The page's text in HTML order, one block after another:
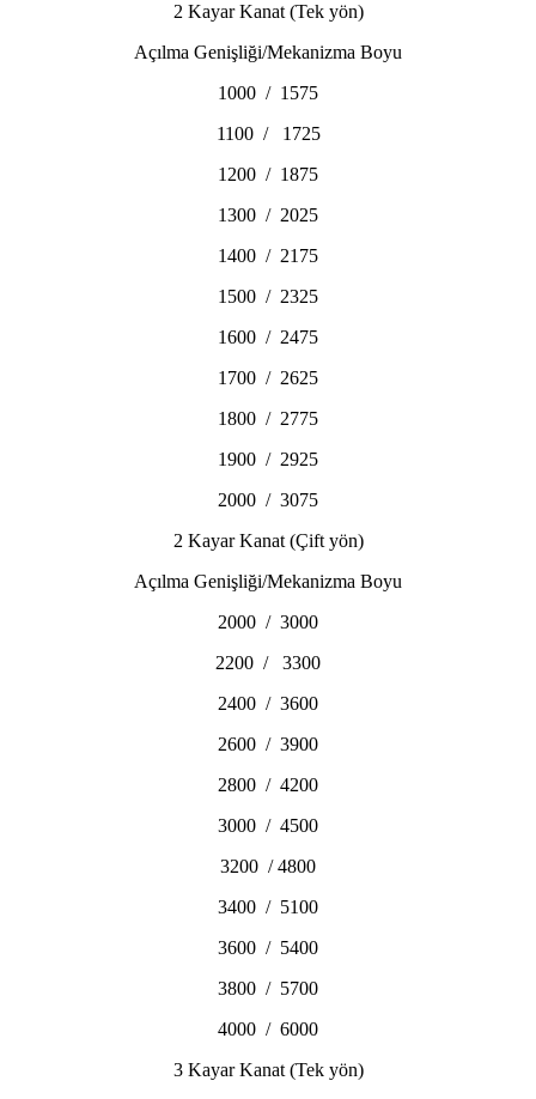
2 Kayar Kanat (Tek yön)
Açılma Genişliği/Mekanizma Boyu
1000 / 1575
1100 / 1725
1200 / 1875
1300 / 2025
1400 / 2175
1500 / 2325
1600 / 2475
1700 / 2625
1800 / 2775
1900 / 2925
2000 / 3075
2 Kayar Kanat (Çift yön)
Açılma Genişliği/Mekanizma Boyu
2000 / 3000
2200 / 3300
2400 / 3600
2600 / 3900
2800 / 4200
3000 / 4500
3200 / 4800
3400 / 5100
3600 / 5400
3800 / 5700
4000 / 6000
3 Kayar Kanat (Tek yön)